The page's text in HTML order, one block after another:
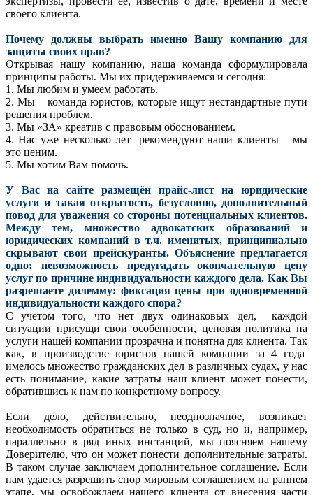
своего клиента.
Почему должны выбрать именно Вашу компанию для
защиты своих прав?
Открывая нашу компанию, наша команда сформулировала
принципы работы. Мы их придерживаемся и сегодня:
1. Мы любим и умеем работать.
2. Мы – команда юристов, которые ищут нестандартные пути
решения проблем.
3. Мы «ЗА» креатив с правовым обоснованием.
4. Нас уже несколько лет рекомендуют наши клиенты – мы
это ценим.
5. Мы хотим Вам помочь.
У Вас на сайте размещён прайс-лист на юридические
услуги и такая открытость, безусловно, дополнительный
повод для уважения со стороны потенциальных клиентов.
Между тем, множество адвокатских образований и
юридических компаний в т.ч. именитых, принципиально
скрывают свои прейскуранты. Объяснение предлагается
одно: невозможность предугадать окончательную цену
услуг по причине индивидуальности каждого дела. Как Вы
разрешаете дилемму: фиксация цены при одновременной
индивидуальности каждого спора?
С учетом того, что нет двух одинаковых дел, каждой
ситуации присущи свои особенности, ценовая политика на
услуги нашей компании прозрачна и понятна для клиента. Так
как, в производстве юристов нашей компании за 4 года
имелось множество гражданских дел в различных судах, у нас
есть понимание, какие затраты наш клиент может понести,
обратившись к нам по конкретному вопросу.
Если дело, действительно, неоднозначное, возникает
необходимость обратиться не только в суд, но и, например,
параллельно в ряд иных инстанций, мы поясняем нашему
Доверителю, что он может понести дополнительные затраты.
В таком случае заключаем дополнительное соглашение. Если
нам удается разрешить спор мировым соглашением на раннем
этапе, мы освобождаем нашего клиента от внесения части